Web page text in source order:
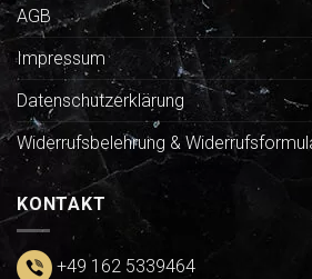
AGB
Impressum
Datenschutzerklärung
Widerrufsbelehrung &
KONTAKT
+49 162 5339464